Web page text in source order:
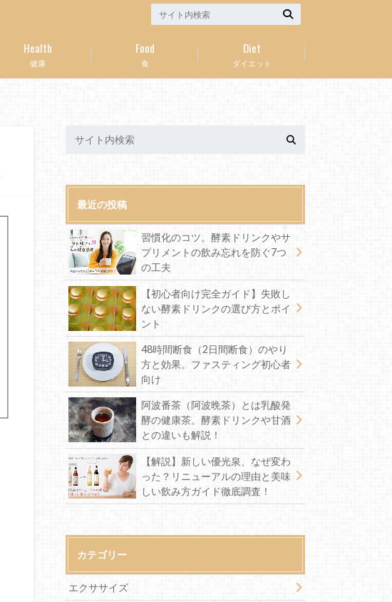
健康
Health
食
Food
ダイエット
Diet
最近の投稿
習慣化のコツ。酵素ドリンクやサ
プリメントの飲み忘れを防ぐ7つ
の工夫
【初心者向け完全ガイド】失敗し
ない酵素ドリンクの選び方とポイ
ント
48時間断食（2日間断食）のやり
方と効果。ファスティング初心者
向け
阿波番茶（阿波晩茶）とは乳酸発
酵の健康茶。酵素ドリンクや甘酒
との違いも解説！
【解説】新しい優光泉、なぜ変わ
った？リニューアルの理由と美味
しい飲み方ガイド徹底調査！
カテゴリー
エクササイズ